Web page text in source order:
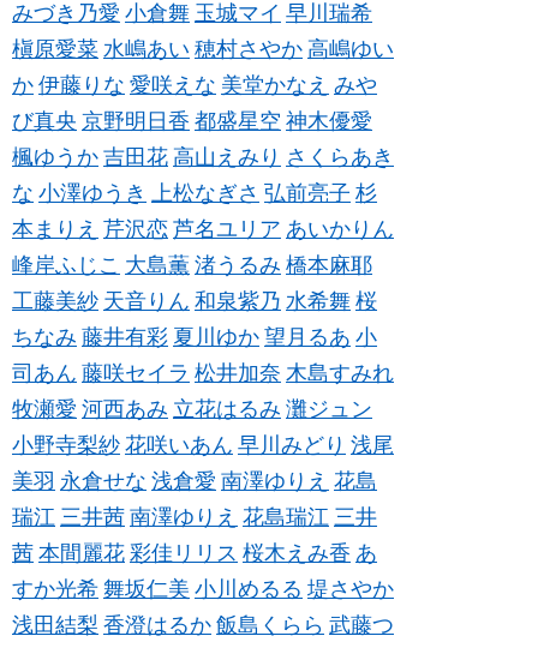
みづき乃愛 小倉舞 玉城マイ 早川瑞希
槇原愛菜 水嶋あい 穂村さやか 高嶋ゆい
か 伊藤りな 愛咲えな 美堂かなえ みや
び真央 京野明日香 都盛星空 神木優愛
楓ゆうか 吉田花 高山えみり さくらあき
な 小澤ゆうき 上松なぎさ 弘前亮子 杉
本まりえ 芹沢恋 芦名ユリア あいかりん
峰岸ふじこ 大島薫 渚うるみ 橋本麻耶
工藤美紗 天音りん 和泉紫乃 水希舞 桜
ちなみ 藤井有彩 夏川ゆか 望月るあ 小
司あん 藤咲セイラ 松井加奈 木島すみれ
牧瀬愛 河西あみ 立花はるみ 灘ジュン
小野寺梨紗 花咲いあん 早川みどり 浅尾
美羽 永倉せな 浅倉愛 南澤ゆりえ 花島
瑞江 三井茜 南澤ゆりえ 花島瑞江 三井
茜 本間麗花 彩佳リリス 桜木えみ香 あ
すか光希 舞坂仁美 小川めるる 堤さやか
浅田結梨 香澄はるか 飯島くらら 武藤つ